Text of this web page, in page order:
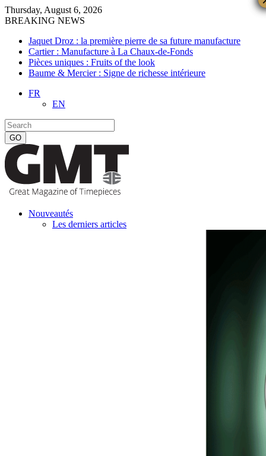
Thursday, August 6, 2026
BREAKING NEWS
Jaquet Droz : la première pierre de sa future manufacture
Cartier : Manufacture à La Chaux-de-Fonds
Pièces uniques : Fruits of the look
Baume & Mercier : Signe de richesse intérieure
FR
EN
Nouveautés
Les derniers articles